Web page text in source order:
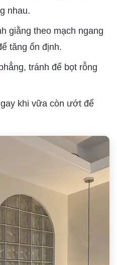
nhau.
giằng theo mạch ngang
tăng ổn định.
tránh để bọt rỗng
khi vữa còn ướt để